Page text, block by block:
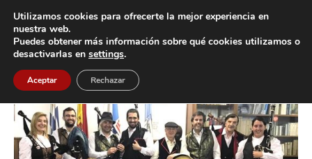
Inicio Etiquetas Fiesta del Socio
Etiqueta: Fiesta del Socio
Utilizamos cookies para ofrecerte la mejor experiencia en
nuestra web.
Puedes obtener más información sobre qué cookies utilizamos o
desactivarlas en settings.
Aceptar Rechazar